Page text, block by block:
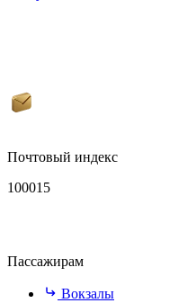
Почтовый индекс
100015
Пассажирам
Вокзалы